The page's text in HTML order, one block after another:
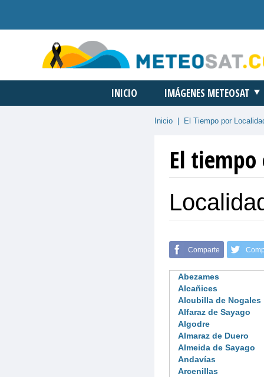
INICIO IMÁGENES METEOSAT
Inicio El Tiempo por
El tiempo
Comparte
Abezames
Alcañices
Alcubilla de Nogales
Alfaraz de Sayago
Algodre
Almaraz de Duero
Almeida de Sayago
Andavías
Arcenillas